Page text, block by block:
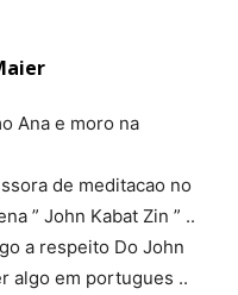
Ana e moro na
de meditacao no
” John Kabat Zin ” ..
a respeito Do John
algo em portugues ..